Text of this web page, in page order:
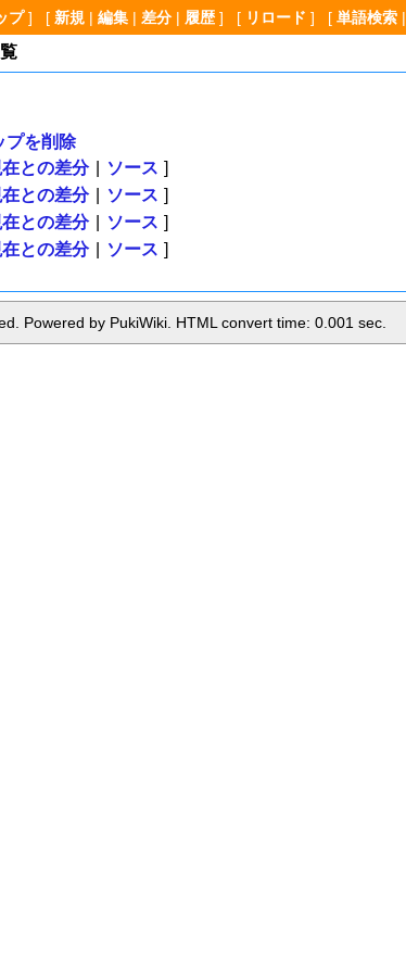
プ] [ 新規| 編集| 差分| 履歴] [ リロード ] [ 単語検索|
プを削除
との差分 ソース
との差分 ソース ]
との差分 ソース ]
との差分 ソース ]
Powered by PukiWiki. HTML convert time: 0.001 sec.